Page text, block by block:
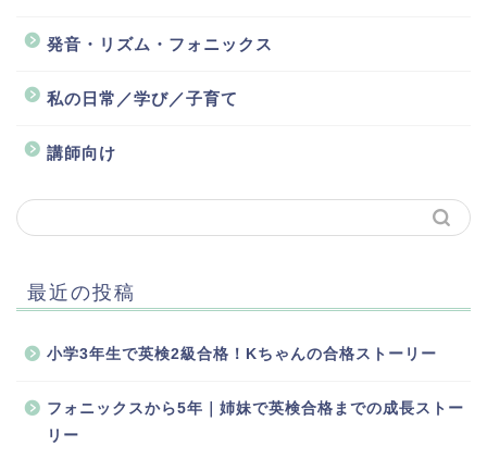
発音・リズム・フォニックス
私の日常／学び／子育て
講師向け
最近の投稿
小学3年生で英検2級合格！Kちゃんの合格ストーリー
フォニックスから5年｜姉妹で英検合格までの成長ストー
リー